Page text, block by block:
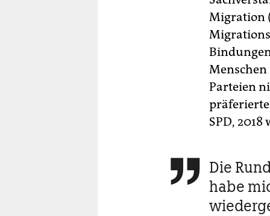
Migration
Parteien
SPD, 2018
 Die
habe